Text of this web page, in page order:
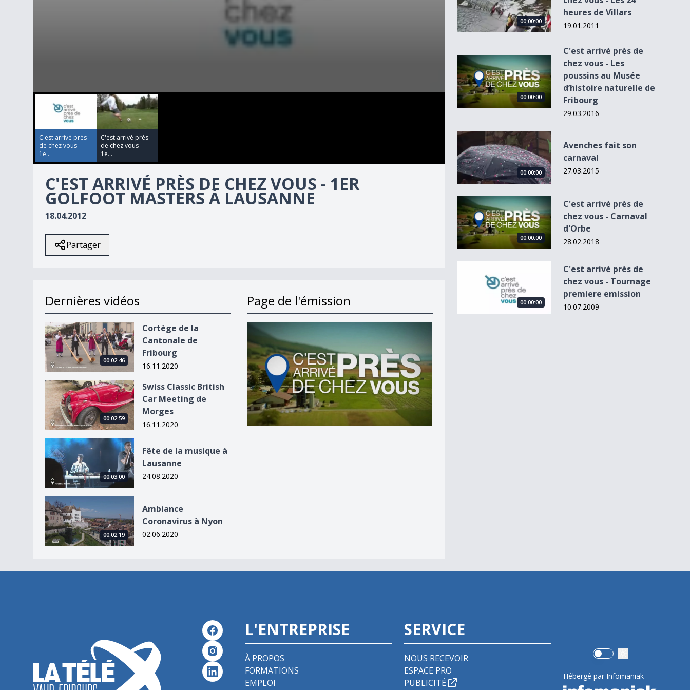
0
seconds
minutes,
38
secondsVolume
90%
C'est arrivé près
de chez vous -
1e...
C'est arrivé près
de chez vous -
1e...
C'EST ARRIVÉ PRÈS DE CHEZ VOUS - 1ER
GOLFOOT MASTERS À LAUSANNE
18.04.2012
Partager
Dernières vidéos
Cortège de la Cantonale de Fribourg
00:02:46
Cortège de la
Cantonale de
Fribourg
16.11.2020
Swiss Classic British Car Meeting de Morges
00:02:59
Swiss Classic British
Car Meeting de
Morges
16.11.2020
Fête de la musique à Lausanne
00:03:00
Fête de la musique à
Lausanne
24.08.2020
Ambiance Coronavirus à Nyon
00:02:19
Ambiance
Coronavirus à Nyon
02.06.2020
Page de l'émission
00:00:00
heures de Villars
19.01.2011
C&#039;est arrivé près de chez vous - Les poussins au
00:00:00
C'est arrivé près de
chez vous - Les
poussins au Musée
d’histoire naturelle de
Fribourg
29.03.2016
Avenches fait son carnaval
00:00:00
Avenches fait son
carnaval
27.03.2015
C&#039;est arrivé près de chez vous - Carnaval
00:00:00
C'est arrivé près de
chez vous - Carnaval
d'Orbe
28.02.2018
C&#039;est arrivé près de chez vous - Tournage premiere
00:00:00
C'est arrivé près de
chez vous - Tournage
premiere emission
10.07.2009
L'ENTREPRISE
À PROPOS
FORMATIONS
EMPLOI
SERVICE
NOUS RECEVOIR
ESPACE PRO
PUBLICITÉ
Use setting
Hébergé par Infomaniak